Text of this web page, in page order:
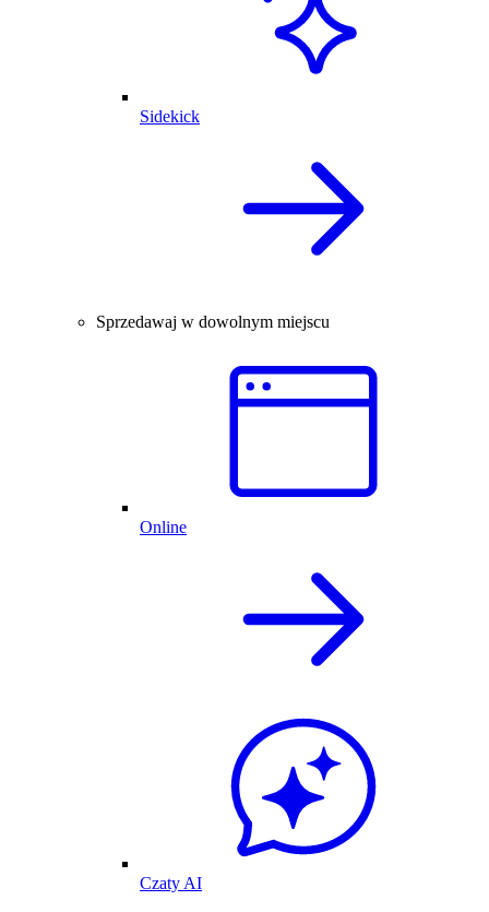
Sidekick
Sprzedawaj w dowolnym miejscu
Online
Czaty AI